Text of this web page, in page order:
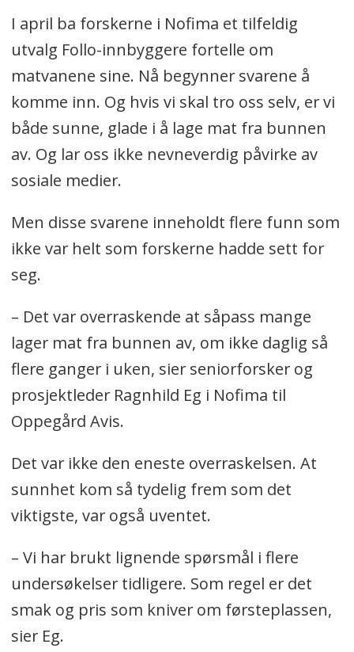
I april ba forskerne i Nofima et tilfeldig
utvalg Follo-innbyggere fortelle om
matvanene sine. Nå begynner svarene å
komme inn. Og hvis vi skal tro oss selv, er vi
både sunne, glade i å lage mat fra bunnen
av. Og lar oss ikke nevneverdig påvirke av
sosiale medier.
Men disse svarene inneholdt flere funn som
ikke var helt som forskerne hadde sett for
seg.
– Det var overraskende at såpass mange
lager mat fra bunnen av, om ikke daglig så
flere ganger i uken, sier seniorforsker og
prosjektleder Ragnhild Eg i Nofima til
Oppegård Avis.
Det var ikke den eneste overraskelsen. At
sunnhet kom så tydelig frem som det
viktigste, var også uventet.
– Vi har brukt lignende spørsmål i flere
undersøkelser tidligere. Som regel er det
smak og pris som kniver om førsteplassen,
sier Eg.